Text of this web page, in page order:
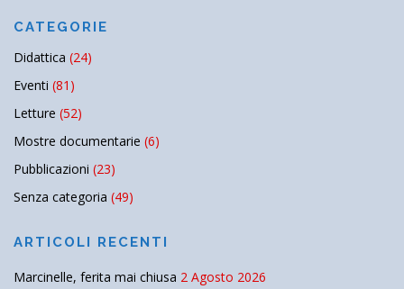
CATEGORIE
Didattica (24)
Eventi (81)
Letture (52)
Mostre documentarie (6)
Pubblicazioni (23)
Senza categoria (49)
ARTICOLI RECENTI
Marcinelle, ferita mai chiusa 2 Agosto 2026